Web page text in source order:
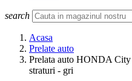
search
Acasa
Prelate auto
Prelata auto HONDA
straturi - gri